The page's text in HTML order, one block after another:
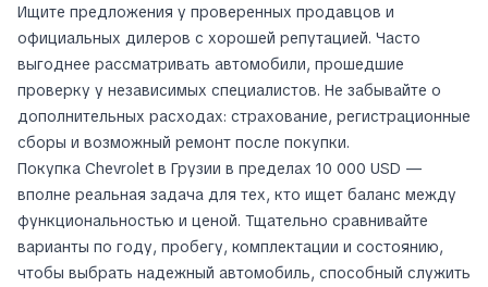
Ищите предложения у проверенных продавцов и
официальных дилеров с хорошей репутацией. Часто
выгоднее рассматривать автомобили, прошедшие
проверку у независимых специалистов. Не забывайте о
дополнительных расходах: страхование, регистрационные
сборы и возможный ремонт после покупки.
Покупка Chevrolet в Грузии в пределах 10 000 USD —
вполне реальная задача для тех, кто ищет баланс между
функциональностью и ценой. Тщательно сравнивайте
варианты по году, пробегу, комплектации и состоянию,
чтобы выбрать надежный автомобиль, способный служить